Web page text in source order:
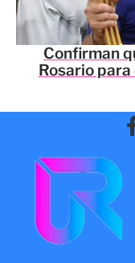
Confirman
Rosario